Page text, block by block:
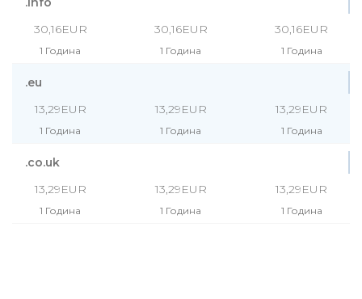
30,16EUR
1 Година
30,16EUR
1 Година
30,16EUR
1 Година
.eu
13,29EUR
1 Година
13,29EUR
1 Година
13,29EUR
1 Година
.co.uk
13,29EUR
1 Година
13,29EUR
1 Година
13,29EUR
1 Година